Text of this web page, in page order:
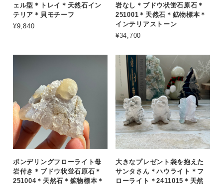
ェル型＊トレイ＊天然石イン
テリア＊貝モチーフ
¥9,840
岩なし＊ブドウ状蛍石原石＊
251001＊天然石＊鉱物標本＊
インテリアストーン
¥34,700
ポンデリングフローライト母
岩付き＊ブドウ状蛍石原石＊
251004＊天然石＊鉱物標本＊
大きなプレゼント袋を抱えた
サンタさん＊ハウライト＊フ
ローライト＊2411015＊天然